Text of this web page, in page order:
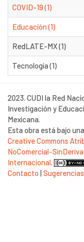
COVID-19 (1)
Educación (1)
RedLATE-MX (1)
Tecnología (1)
2023. CUDI la Red
Investigación y
Mexicana.
Esta obra está bajo una
Creative Commons
NoComercial-
Internacional
Contacto |Sugerencias